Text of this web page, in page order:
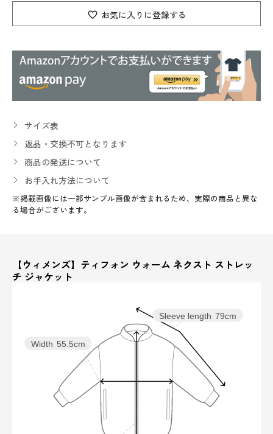
お気に入りに登録する
サイズ表
返品・交換不可となります
商品の発送について
お手入れ方法について
※掲載画像には一部サンプル画像が含まれるため、実際の商品と異な
る場合がございます。
【ウィメンズ】ティフォン ウォーム ネクスト ストレッ
チ ジャケット
Sleeve length 79cm
Width 55.5cm